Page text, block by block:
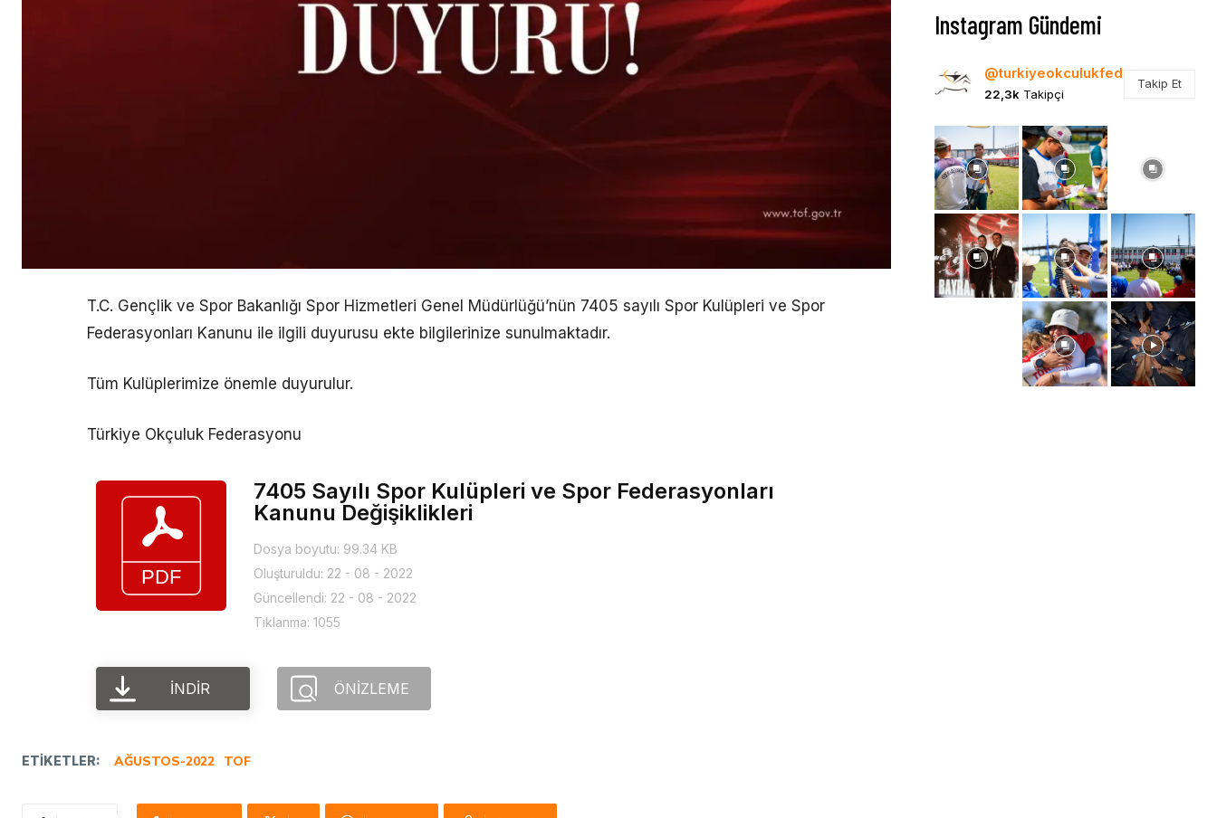
T.C. Gençlik ve Spor Bakanlığı Spor Hizmetleri Genel Müdürlüğü’nün 7405 sayılı Spor Kulüpleri ve Spor
Federasyonları Kanunu ile ilgili duyurusu ekte bilgilerinize sunulmaktadır.
Tüm Kulüplerimize önemle duyurulur.
Türkiye Okçuluk Federasyonu
7405 Sayılı Spor Kulüpleri ve Spor Federasyonları
Kanunu Değişiklikleri
Dosya boyutu: 99.34 KB
Oluşturuldu: 22 - 08 - 2022
Güncellendi: 22 - 08 - 2022
Tıklanma: 1055
İNDIR ÖNIZLEME
ETIKETLER: AĞUSTOS-2022 TOF
Instagram Gündemi
@turkiyeokculukfed
22,3k Takipçi
Takip Et